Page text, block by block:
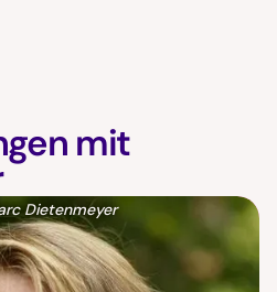
mit
Dietenmeyer